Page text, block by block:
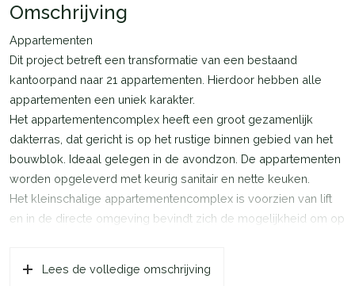
Omschrijving
Appartementen
Dit project betreft een transformatie van een bestaand
kantoorpand naar 21 appartementen. Hierdoor hebben alle
appartementen een uniek karakter.
Het appartementencomplex heeft een groot gezamenlijk
dakterras, dat gericht is op het rustige binnen gebied van het
bouwblok. Ideaal gelegen in de avondzon. De appartementen
worden opgeleverd met keurig sanitair en nette keuken.
Het kleinschalige appartementencomplex is voorzien van lift
en in de directe omgeving bevindt zich de mogelijkheid om op
Lees de volledige omschrijving